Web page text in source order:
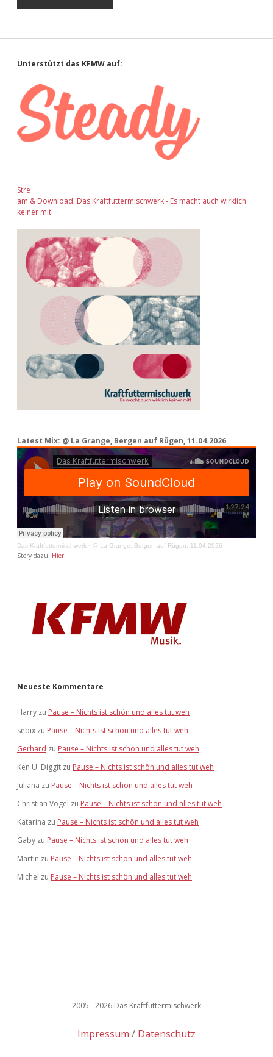
Sidebar
Unterstützt das KFMW auf:
Stre
am & Download: Das Kraftfuttermischwerk - Es macht auch wirklich
keiner mit!
Latest Mix: @ La Grange, Bergen auf Rügen, 11.04.2026
Das Kraftfuttermischwerk · @ La Grange, Bergen auf Rügen, 11.04.2026
Story dazu: Hier
Neueste Kommentare
Harry zu Pause – Nichts ist schön und alles tut weh
sebix zu Pause – Nichts ist schön und alles tut weh
Gerhard zu Pause – Nichts ist schön und alles tut weh
Ken U. Diggit zu Pause – Nichts ist schön und alles tut weh
Juliana zu Pause – Nichts ist schön und alles tut weh
Christian Vogel zu Pause – Nichts ist schön und alles tut weh
Katarina zu Pause – Nichts ist schön und alles tut weh
Gaby zu Pause – Nichts ist schön und alles tut weh
Martin zu Pause – Nichts ist schön und alles tut weh
Michel zu Pause – Nichts ist schön und alles tut weh
2005 - 2026 Das Kraftfuttermischwerk
Impressum Datenschutz